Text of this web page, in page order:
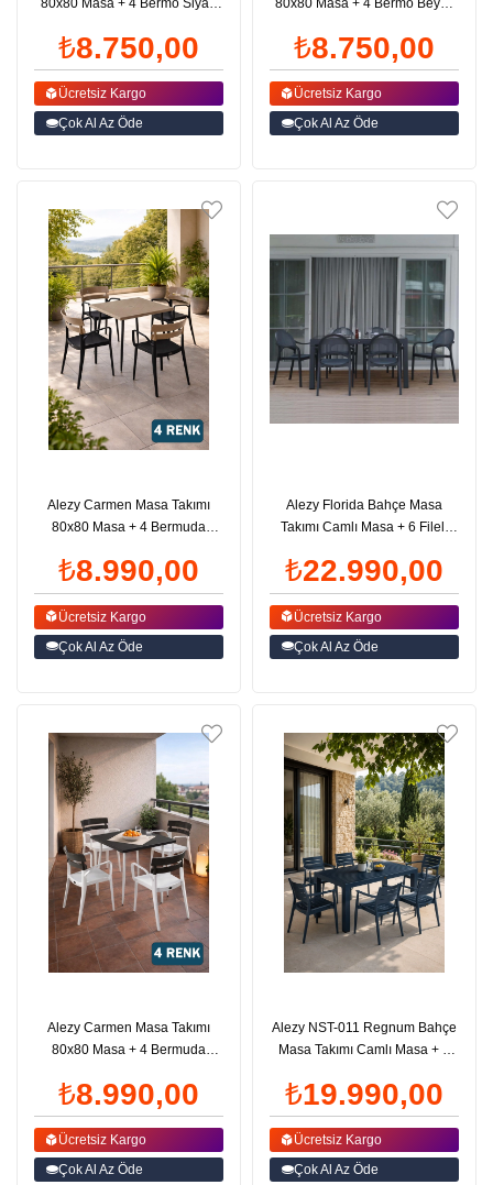
80x80 Masa + 4 Bermo Siyah
₺8.750,00
Ücretsiz Kargo
Çok Al Az Öde
80x80 Masa + 4 Bermo Beyaz
₺8.750,00
Ücretsiz Kargo
Çok Al Az Öde
Alezy Carmen Masa Takımı
80x80 Masa + 4 Bermuda
₺8.990,00
Ücretsiz Kargo
Çok Al Az Öde
Alezy Florida Bahçe Masa
Takımı Camlı Masa + 6 Fileli
₺22.990,00
Ücretsiz Kargo
Çok Al Az Öde
Alezy Carmen Masa Takımı
80x80 Masa + 4 Bermuda
₺8.990,00
Ücretsiz Kargo
Çok Al Az Öde
Alezy NST-011 Regnum Bahçe
Masa Takımı Camlı Masa + 6
₺19.990,00
Ücretsiz Kargo
Çok Al Az Öde